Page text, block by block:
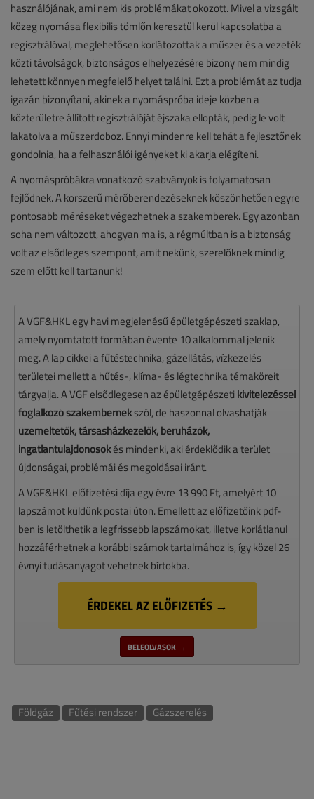
használójának, ami nem kis problémákat okozott. Mivel a vizsgált
közeg nyomása flexibilis tömlőn keresztül kerül kapcsolatba a
regisztrálóval, meglehetősen korlátozottak a műszer és a vezeték
közti távolságok, biztonságos elhelyezésére bizony nem mindig
lehetett könnyen megfelelő helyet találni. Ezt a problémát az tudja
igazán bizonyítani, akinek a nyomáspróba ideje közben a
közterületre állított regisztrálóját éjszaka ellopták, pedig le volt
lakatolva a műszerdoboz. Ennyi mindenre kell tehát a fejlesztőnek
gondolnia, ha a felhasználói igényeket ki akarja elégíteni.
A nyomáspróbákra vonatkozó szabványok is folyamatosan
fejlődnek. A korszerű mérőberendezéseknek köszönhetően egyre
pontosabb méréseket végezhetnek a szakemberek. Egy azonban
soha nem változott, ahogyan ma is, a régmúltban is a biztonság
volt az elsődleges szempont, amit nekünk, szerelőknek mindig
szem előtt kell tartanunk!
A VGF&HKL egy havi megjelenésű épületgépészeti szaklap,
amely nyomtatott formában évente 10 alkalommal jelenik
meg. A lap cikkei a fűtéstechnika, gázellátás, vízkezelés
területei mellett a hűtés-, klíma- és légtechnika témaköreit
tárgyalja. A VGF elsődlegesen az épületgépészeti kivitelezéssel
foglalkozó szakembernekszól, de haszonnal olvashatják
üzemeltetők, társasházkezelők, beruházók,
ingatlantulajdonosokés mindenki, aki érdeklődik a terület
újdonságai, problémái és megoldásai iránt.
A VGF&HKL előfizetési díja egy évre 13 990 Ft, amelyért 10
lapszámot küldünk postai úton. Emellett az előfizetőink pdf-
ben is letölthetik a legfrissebb lapszámokat, illetve korlátlanul
hozzáférhetnek a korábbi számok tartalmához is, így közel 26
évnyi tudásanyagot vehetnek bírtokba.
ÉRDEKEL AZ ELŐFIZETÉS →
BELEOLVASOK →
Földgáz Fűtési rendszer Gázszerelés